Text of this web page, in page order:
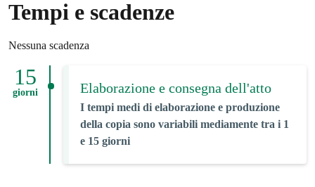
Tempi e scadenze
Nessuna scadenza
15
giorni Elaborazione e consegna dell'atto
I tempi medi di elaborazione e produzione
della copia sono variabili mediamente tra i 1
e 15 giorni